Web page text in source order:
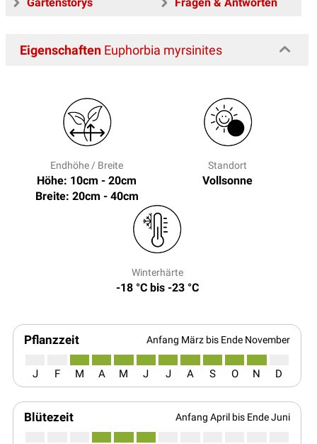
Eigenschaften Euphorbia myrsinites
Endhöhe / Breite
Höhe: 10cm - 20cm
Breite: 20cm - 40cm
Standort
Vollsonne
Winterhärte
-18 °C bis -23 °C
Pflanzzeit Anfang März bis Ende November
J F M A M J J A S O N D
Blütezeit Anfang April bis Ende Juni